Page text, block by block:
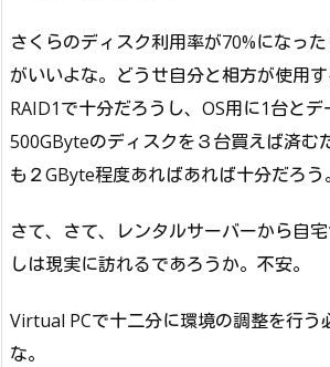
さくらのディスク利用率が70%になっ
がいいよな。どうせ自分と相方が使用す
RAID1で十分だろうし、OS用に1台とデ
500GByteのディスクを３台買えば済む
も２GByte程度あればあれば十分だろう。
さて、さて、レンタルサーバーから自
しは現実に訪れるであろうか。不安。
Virtual PCで十二分に環境の調整を行う
な。